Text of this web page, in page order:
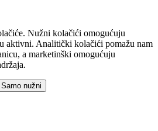
Nužni kolačići omogućuju
aktivni. Analitički kolačići pomažu nam
a marketinški omogućuju
Samo nužni